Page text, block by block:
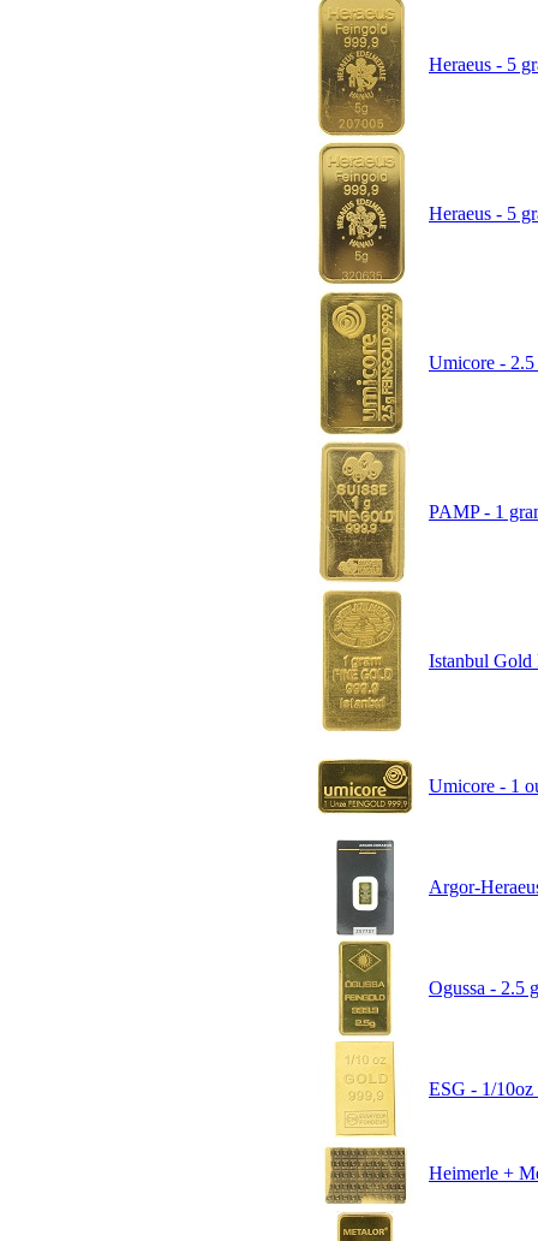
Heraeus - 5
Heraeus - 5
Umicore -
PAMP - 1
Istanbul Gold
Umicore - 1
Argor-
Ogussa - 2.5
ESG - 1/
Heimerle +